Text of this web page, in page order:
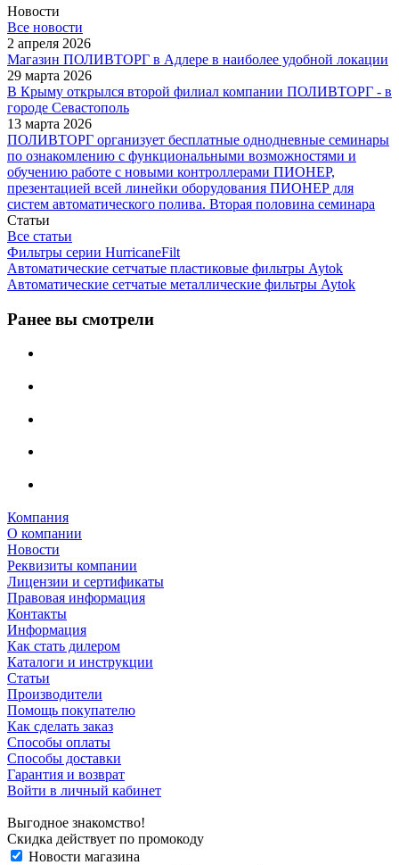
Новости
Все новости
2 апреля 2026
Магазин ПОЛИВТОРГ в Адлере в наиболее удобной локации
29 марта 2026
В Крыму открылся второй филиал компании ПОЛИВТОРГ - в
городе Севастополь
13 марта 2026
ПОЛИВТОРГ организует бесплатные однодневные семинары
по ознакомлению с функциональными возможностями и
обучению работе с новыми контроллерами ПИОНЕР,
презентацией всей линейки оборудования ПИОНЕР для
систем автоматического полива. Вторая половина семинара
Статьи
Все статьи
Фильтры серии HurricaneFilt
Автоматические сетчатые пластиковые фильтры Aytok
Автоматические сетчатые металлические фильтры Aytok
Ранее вы смотрели
Компания
О компании
Новости
Реквизиты компании
Лицензии и сертификаты
Правовая информация
Контакты
Информация
Как стать дилером
Каталоги и инструкции
Статьи
Производители
Помощь покупателю
Как сделать заказ
Способы оплаты
Способы доставки
Гарантия и возврат
Войти в личный кабинет
Выгодное знакомство!
Скидка действует по промокоду
Новости магазина